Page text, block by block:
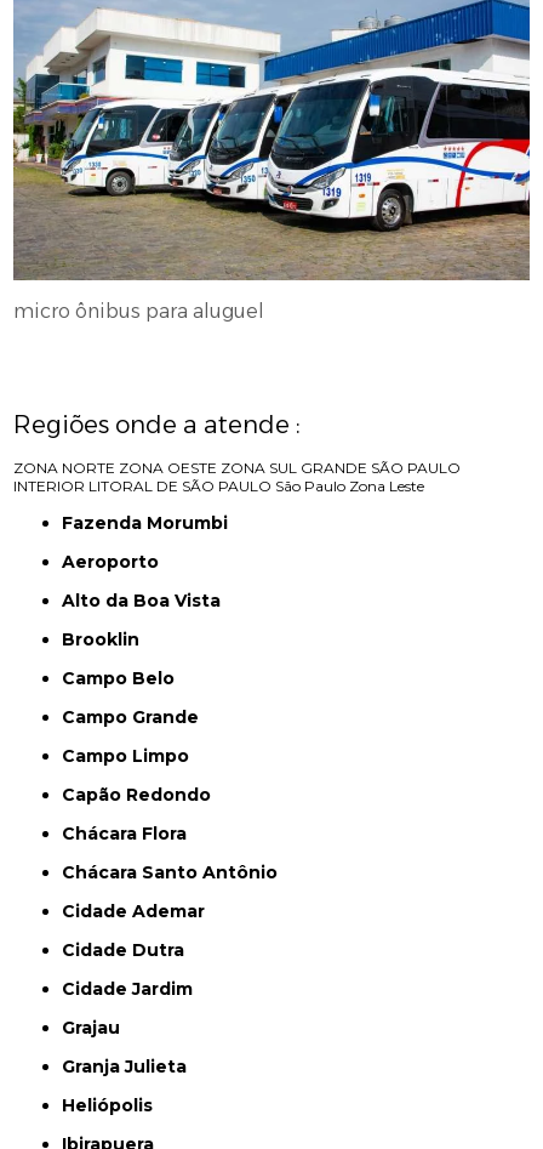
micro ônibus para aluguel
Regiões onde a atende :
ZONA NORTE ZONA OESTE ZONA SUL GRANDE SÃO PAULO
INTERIOR LITORAL DE SÃO PAULO São Paulo Zona Leste
Fazenda Morumbi
Aeroporto
Alto da Boa Vista
Brooklin
Campo Belo
Campo Grande
Campo Limpo
Capão Redondo
Chácara Flora
Chácara Santo Antônio
Cidade Ademar
Cidade Dutra
Cidade Jardim
Grajau
Granja Julieta
Heliópolis
Ibirapuera